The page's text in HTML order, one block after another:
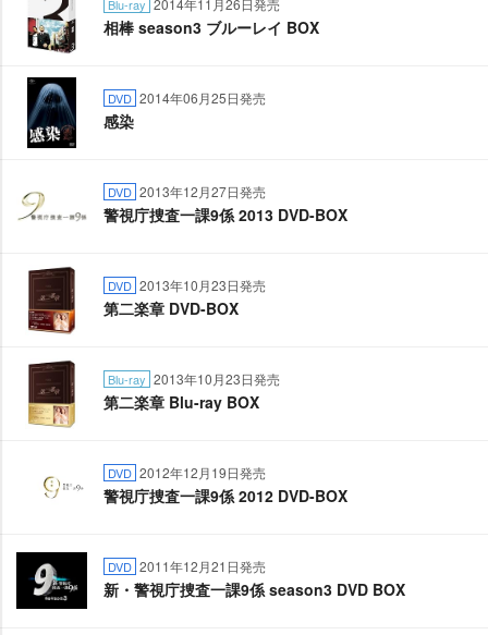
Blu-ray 2014年11月26日発売
相棒 season3 ブルーレイ BOX
DVD 2014年06月25日発売
感染
DVD 2013年12月27日発売
警視庁捜査一課9係 2013 DVD-BOX
DVD 2013年10月23日発売
第二楽章 DVD-BOX
Blu-ray 2013年10月23日発売
第二楽章 Blu-ray BOX
DVD 2012年12月19日発売
警視庁捜査一課9係 2012 DVD-BOX
DVD 2011年12月21日発売
新・警視庁捜査一課9係 season3 DVD BOX